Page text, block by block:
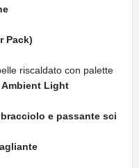
Pack)
riscaldato con palette
Ambient Light
e passante sci